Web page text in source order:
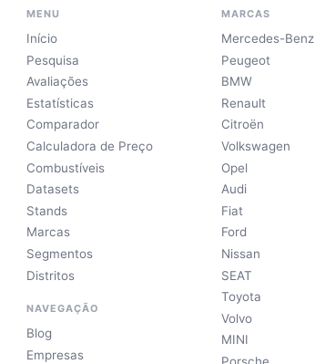
MENU
Início
Pesquisa
Avaliações
Estatísticas
Comparador
Calculadora de Preço
Combustíveis
Datasets
Stands
Marcas
Segmentos
Distritos
NAVEGAÇÃO
Blog
Empresas
MARCAS
Mercedes-Benz
Peugeot
BMW
Renault
Citroën
Volkswagen
Opel
Audi
Fiat
Ford
Nissan
SEAT
Toyota
Volvo
MINI